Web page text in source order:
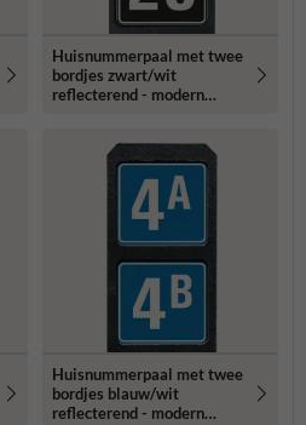
Huisnummerpaal met twee
bordjes zwart/wit
reflecterend - modern
Huisnummerpaal met twee
bordjes blauw/wit
reflecterend - modern